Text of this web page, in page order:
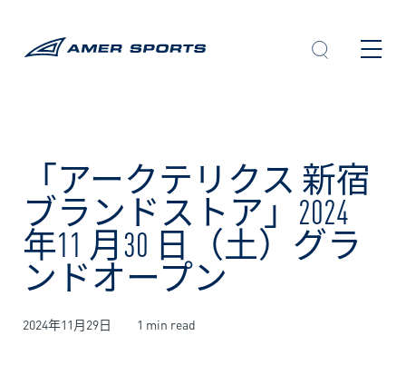
「アークテリクス 新宿
ブランドストア」2024
年11 月30 日（土）グラ
ンドオープン
2024年11月29日 1 min read